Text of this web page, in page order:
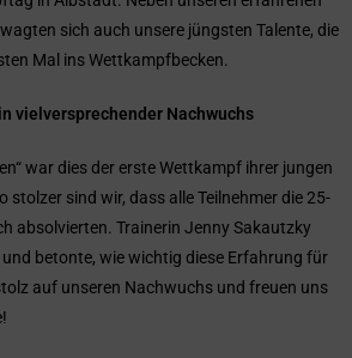
sich auch unsere jüngsten Talente, die
Mal ins Wettkampfbecken.
vielversprechender Nachwuchs
war dies der erste Wettkampf ihrer jungen
stolzer sind wir, dass alle Teilnehmer die 25-
absolvierten. Trainerin Jenny Sakautzky
betonte, wie wichtig diese Erfahrung für
auf unseren Nachwuchs und freuen uns